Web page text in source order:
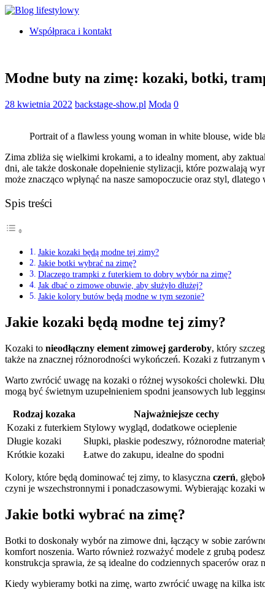
Współpraca i kontakt
Modne buty na zimę: kozaki, botki,
28 kwietnia 2022 backstage-show.pl Moda 0
Portrait of a flawless young woman in white blouse, wide
Zima zbliża się wielkimi krokami, a to idealny moment, aby
dni, ale także doskonałe dopełnienie stylizacji, które pozwalają
może znacząco wpłynąć na nasze samopoczucie oraz styl,
Spis treści
Jakie kozaki będą modne tej zimy?
Jakie botki wybrać na zimę?
Dlaczego trampki z futerkiem to dobry wybór na zimę?
Jak dbać o zimowe obuwie, aby służyło dłużej?
Jakie kolory butów będą modne w tym sezonie?
Jakie kozaki będą modne tej zimy?
Kozaki to nieodłączny element zimowej garderoby, który
także na znacznej różnorodności wykończeń. Kozaki z
Warto zwrócić uwagę na kozaki o różnej wysokości cholewki.
mogą być świetnym uzupełnieniem spodni jeansowych lub
Rodzaj kozaka Najważniejsze cechy
Kozaki z futerkiem Stylowy wygląd, dodatkowe ocieplenie
Długie kozaki
Słupki, płaskie podeszwy, różnorodne
Krótkie kozaki
Łatwe do zakupu, idealne do spodni
Kolory, które będą dominować tej zimy, to klasyczna czerń,
czyni je wszechstronnymi i ponadczasowymi. Wybierając kozaki
Jakie botki wybrać na zimę?
Botki to doskonały wybór na zimowe dni, łączący w sobie
komfort noszenia. Warto również rozważyć modele z grubą
konstrukcja sprawia, że są idealne do codziennych spacerów oraz
Kiedy wybieramy botki na zimę, warto zwrócić uwagę na kilka